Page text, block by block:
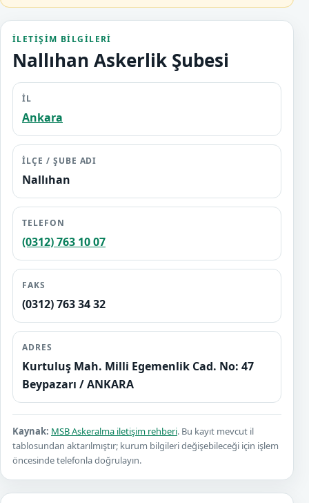
İLETIŞIM BILGILERI
Nallıhan Askerlik Şubesi
İL
Ankara
İLÇE / ŞUBE ADI
Nallıhan
TELEFON
(0312) 763 10 07
FAKS
(0312) 763 34 32
ADRES
Kurtuluş Mah. Milli Egemenlik Cad. No: 47
Beypazarı / ANKARA
Kaynak: MSB Askeralma iletişim rehberi. Bu kayıt mevcut il
tablosundan aktarılmıştır; kurum bilgileri değişebileceği için işlem
öncesinde telefonla doğrulayın.